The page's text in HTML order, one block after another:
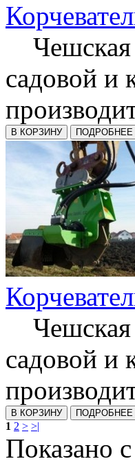
Чешская
садовой и
Чешская
садовой и
1 2 > >|
Показано